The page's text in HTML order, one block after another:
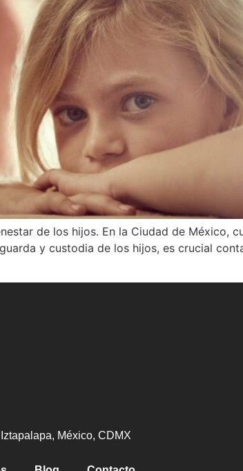
de los hijos. En la Ciudad de México,
y custodia de los hijos, es crucial
México, CDMX